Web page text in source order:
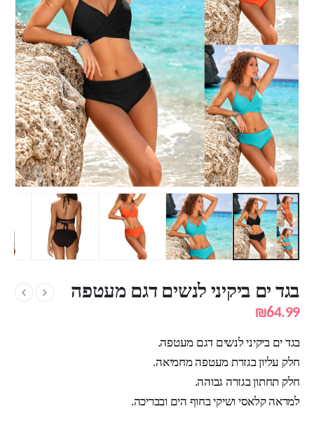
בגד ים ביקיני לנשים דגם מעטפה
₪64.99
בגד ים ביקיני לנשים דגם מעטפה.
חלק עליון בגזרת מעטפה מחמיאה.
חלק תחתון בגזרה גבוהה.
למראה קלאסי ושיקי בחוף הים ובבריכה.